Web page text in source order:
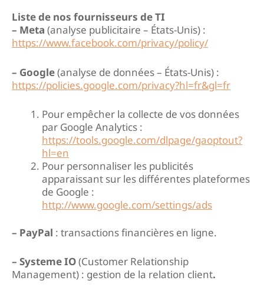
Liste de nos fournisseurs de TI
– Meta (analyse publicitaire – États-Unis) :
https://www.facebook.com/privacy/policy/
– Google(analyse de données – États-Unis) :
https://policies.google.com/privacy?hl=fr&gl=fr
Pour empêcher la collecte de vos données
par Google Analytics :
https://tools.google.com/dlpage/gaoptout?
hl=en
Pour personnaliser les publicités
apparaissant sur les différentes plateformes
de Google :
http://www.google.com/settings/ads
– PayPal : transactions financières en ligne.
– Systeme IO(Customer Relationship
Management) : gestion de la relation client.